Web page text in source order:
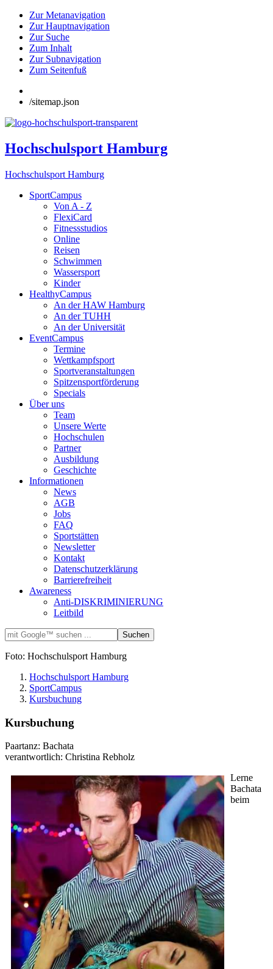
Zur Metanavigation
Zur Hauptnavigation
Zur Suche
Zum Inhalt
Zur Subnavigation
Zum Seitenfuß
/sitemap.json
Hochschulsport Hamburg
Hochschulsport Hamburg
SportCampus
Von A - Z
FlexiCard
Fitnessstudios
Online
Reisen
Schwimmen
Wassersport
Kinder
HealthyCampus
An der HAW Hamburg
An der TUHH
An der Universität
EventCampus
Termine
Wettkampfsport
Sportveranstaltungen
Spitzensportförderung
Specials
Über uns
Team
Unsere Werte
Hochschulen
Partner
Ausbildung
Geschichte
Informationen
News
AGB
Jobs
FAQ
Sportstätten
Newsletter
Kontakt
Datenschutzerklärung
Barrierefreiheit
Awareness
Anti-DISKRIMINIERUNG
Leitbild
Foto: Hochschulsport Hamburg
Hochschulsport Hamburg
SportCampus
Kursbuchung
Kursbuchung
Paartanz: Bachata
verantwortlich: Christina Rebholz
Lerne
Bachata
beim